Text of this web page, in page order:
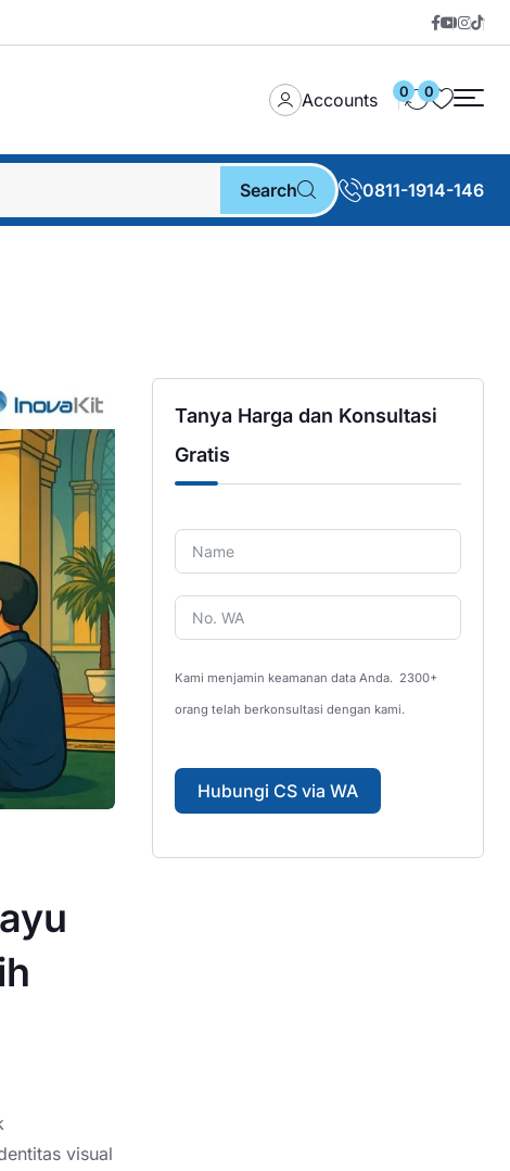
Accounts 0 0
Search 0811-1914-146
visual
Tanya Harga dan Konsultasi
Gratis
Kami menjamin keamanan data Anda. 2300+
orang telah berkonsultasi dengan kami.
Hubungi CS via WA